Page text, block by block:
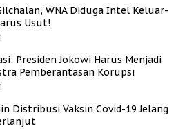
WNA Diduga Intel Keluar-
Usut!
Presiden Jokowi Harus Menjadi
Pemberantasan Korupsi
Distribusi Vaksin Covid-19 Jelang